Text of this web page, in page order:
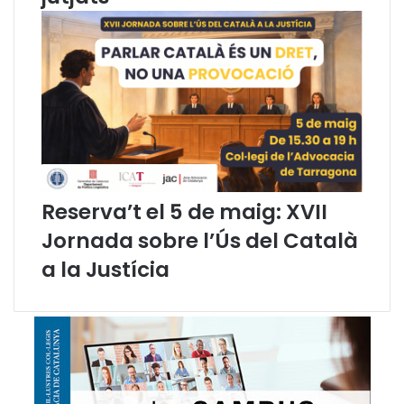
i
l
a
c
i
u
t
a
d
a
n
a
n
t
e
Reserva’t el 5 de maig: XVII
Jornada sobre l’Ús del Català
a la Justícia